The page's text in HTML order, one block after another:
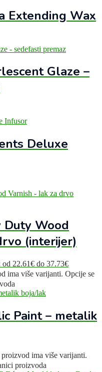
Extending Wax
Glaze –
Deluxe
Wood
(interijer)
od 22.61€ do 37.73€
ima više varijanti. Opcije se
Paint – metalik
ima više varijanti.
proizvoda